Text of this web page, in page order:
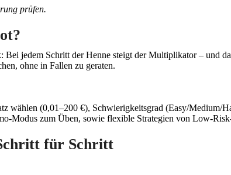
prüfen.
jedem Schritt der Henne steigt der Multiplikator – und
ohne in Fallen zu geraten.
wählen (0,01–200 €), Schwierigkeitsgrad (Easy/Medium/
Modus zum Üben, sowie flexible Strategien von Low-
für Schritt